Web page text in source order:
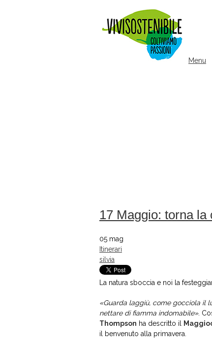
Menu
17 Maggio: torna
05 mag
Itinerari
silvia
La natura sboccia e noi la
«Guarda laggiù, come gocciola il
nettare di fiamma indomabile».
Thompson ha descritto il
il benvenuto alla primavera.